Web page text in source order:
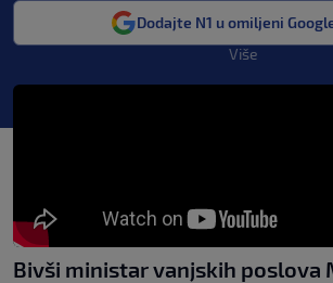
Dodajte N1 u omiljeni
Više
Bivši ministar vanjskih poslova